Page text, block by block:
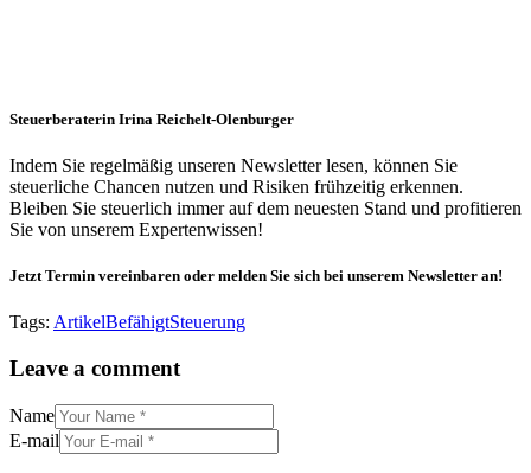
Steuerberaterin Irina Reichelt-Olenburger
Indem Sie regelmäßig unseren Newsletter lesen, können Sie
steuerliche Chancen nutzen und Risiken frühzeitig erkennen.
Bleiben Sie steuerlich immer auf dem neuesten Stand und profitieren
Sie von unserem Expertenwissen!
Jetzt Termin vereinbaren oder melden Sie sich bei unserem Newsletter an!
Tags: ArtikelBefähigtSteuerung
Leave a comment
Name
E-mail